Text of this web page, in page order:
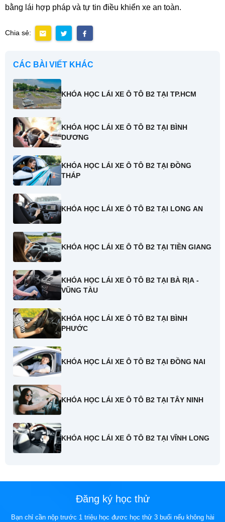
bằng lái hợp pháp và tự tin điều khiển xe an toàn.
Chia sẻ:
CÁC BÀI VIẾT KHÁC
KHÓA HỌC LÁI XE Ô TÔ B2 TẠI TP.HCM
KHÓA HỌC LÁI XE Ô TÔ B2 TẠI BÌNH
DƯƠNG
KHÓA HỌC LÁI XE Ô TÔ B2 TẠI ĐỒNG
THÁP
KHÓA HỌC LÁI XE Ô TÔ B2 TẠI LONG AN
KHÓA HỌC LÁI XE Ô TÔ B2 TẠI TIỀN GIANG
KHÓA HỌC LÁI XE Ô TÔ B2 TẠI BÀ RỊA -
VŨNG TÀU
KHÓA HỌC LÁI XE Ô TÔ B2 TẠI BÌNH
PHƯỚC
KHÓA HỌC LÁI XE Ô TÔ B2 TẠI ĐỒNG NAI
KHÓA HỌC LÁI XE Ô TÔ B2 TẠI TÂY NINH
KHÓA HỌC LÁI XE Ô TÔ B2 TẠI VĨNH LONG
Đăng ký học thử
Bạn chỉ cần nộp trước 1 triệu học đươc học thử 3 buổi nếu không hài